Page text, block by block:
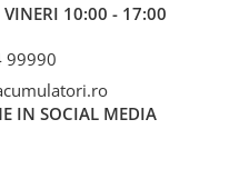
VINERI 10:00 - 17:00
99990
IN SOCIAL MEDIA